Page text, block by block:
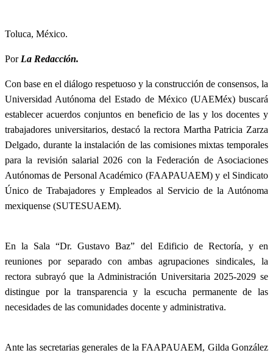
Toluca, México.
Por La Redacción.
Con base en el diálogo respetuoso y la construcción de consensos, la
Universidad Autónoma del Estado de México (UAEMéx) buscará
establecer acuerdos conjuntos en beneficio de las y los docentes y
trabajadores universitarios, destacó la rectora Martha Patricia Zarza
Delgado, durante la instalación de las comisiones mixtas temporales
para la revisión salarial 2026 con la Federación de Asociaciones
Autónomas de Personal Académico (FAAPAUAEM) y el Sindicato
Único de Trabajadores y Empleados al Servicio de la Autónoma
mexiquense (SUTESUAEM).
En la Sala “Dr. Gustavo Baz” del Edificio de Rectoría, y en
reuniones por separado con ambas agrupaciones sindicales, la
rectora subrayó que la Administración Universitaria 2025-2029 se
distingue por la transparencia y la escucha permanente de las
necesidades de las comunidades docente y administrativa.
Ante las secretarias generales de la FAAPAUAEM, Gilda González